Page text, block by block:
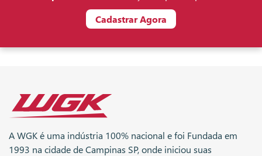
Cadastrar Agora
A WGK é uma indústria 100% nacional e foi Fundada em
1993 na cidade de Campinas SP, onde iniciou suas